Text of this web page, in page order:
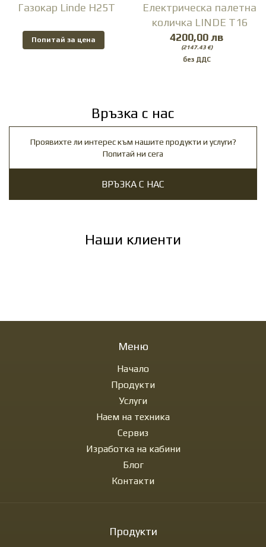
Газокар Linde H25T
Попитай за цена
Електрическа палетна
количка LINDE T16
4200,00 лв
(2147.43 €)
Връзка с нас
Проявихте ли интерес към нашите продукти и услуги?
Попитай ни сега
ВРЪЗКА С НАС
Наши клиенти
Меню
Начало
Продукти
Услуги
Наем на техника
Сервиз
Изработка на кабини
Блог
Контакти
Продукти